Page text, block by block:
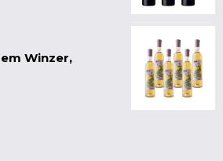
Winzer,